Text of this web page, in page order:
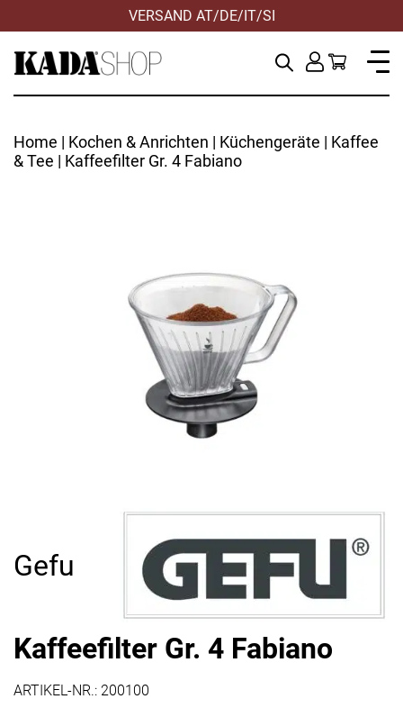
VERSAND AT/DE/IT/SI
Home | Kochen & Anrichten | Küchengeräte | Kaffee
& Tee | Kaffeefilter Gr. 4 Fabiano
Gefu
Kaffeefilter Gr. 4 Fabiano
ARTIKEL-NR.: 200100